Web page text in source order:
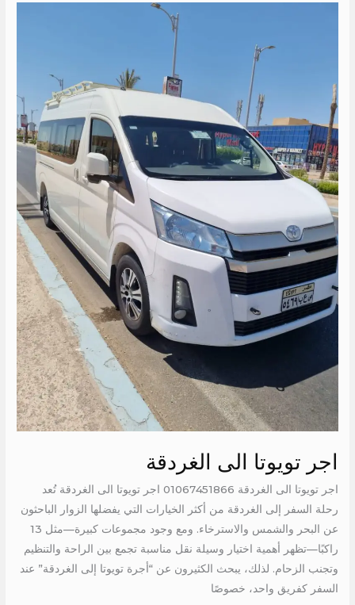
اجر تويوتا الى الغردقة
اجر تويوتا الى الغردقة 01067451866 اجر تويوتا الى الغردقة تُعد
رحلة السفر إلى الغردقة من أكثر الخيارات التي يفضلها الزوار الباحثون
عن البحر والشمس والاسترخاء. ومع وجود مجموعات كبيرة—مثل 13
راكبًا—تظهر أهمية اختيار وسيلة نقل مناسبة تجمع بين الراحة والتنظيم
وتجنب الزحام. لذلك، يبحث الكثيرون عن “أجرة تويوتا إلى الغردقة” عند
السفر كفريق واحد، خصوصًا